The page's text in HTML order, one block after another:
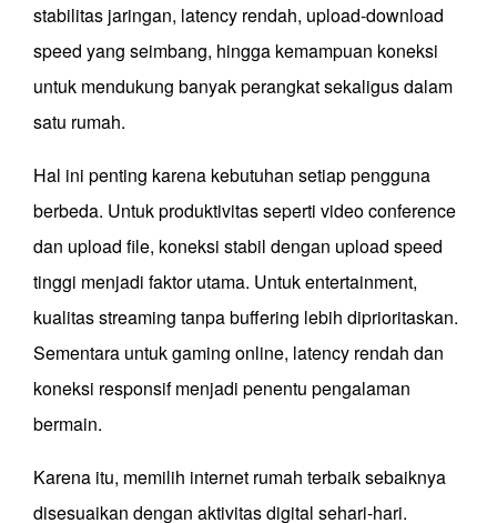
stabilitas jaringan, latency rendah, upload-download
speed yang seimbang, hingga kemampuan koneksi
untuk mendukung banyak perangkat sekaligus dalam
satu rumah.
Hal ini penting karena kebutuhan setiap pengguna
berbeda. Untuk produktivitas seperti video conference
dan upload file, koneksi stabil dengan upload speed
tinggi menjadi faktor utama. Untuk entertainment,
kualitas streaming tanpa buffering lebih diprioritaskan.
Sementara untuk gaming online, latency rendah dan
koneksi responsif menjadi penentu pengalaman
bermain.
Karena itu, memilih internet rumah terbaik sebaiknya
disesuaikan dengan aktivitas digital sehari-hari.